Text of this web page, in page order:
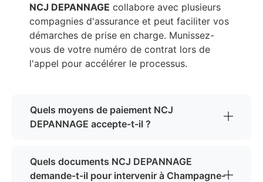
NCJ DEPANNAGE collabore avec plusieurs
compagnies d'assurance et peut faciliter vos
démarches de prise en charge. Munissez-
vous de votre numéro de contrat lors de
l'appel pour accélérer le processus.
Quels moyens de paiement NCJ
DEPANNAGE accepte-t-il ?
Quels documents NCJ DEPANNAGE
demande-t-il pour intervenir à Champagne-